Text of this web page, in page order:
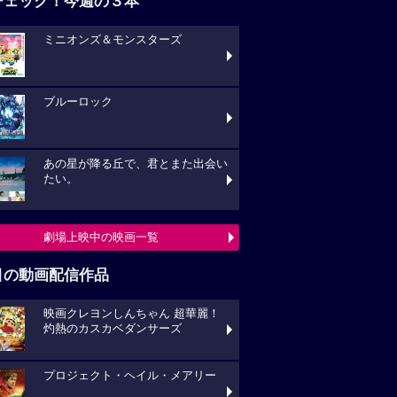
ミニオンズ＆モンスターズ
ブルーロック
あの星が降る丘で、君とまた出会い
たい。
劇場上映中の映画一覧
の動画配信作品
映画クレヨンしんちゃん 超華麗！
灼熱のカスカベダンサーズ
プロジェクト・ヘイル・メアリー